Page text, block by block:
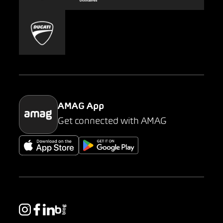
Mobility-as-a-Service
Parking
AMAG App
Get connected with AMAG